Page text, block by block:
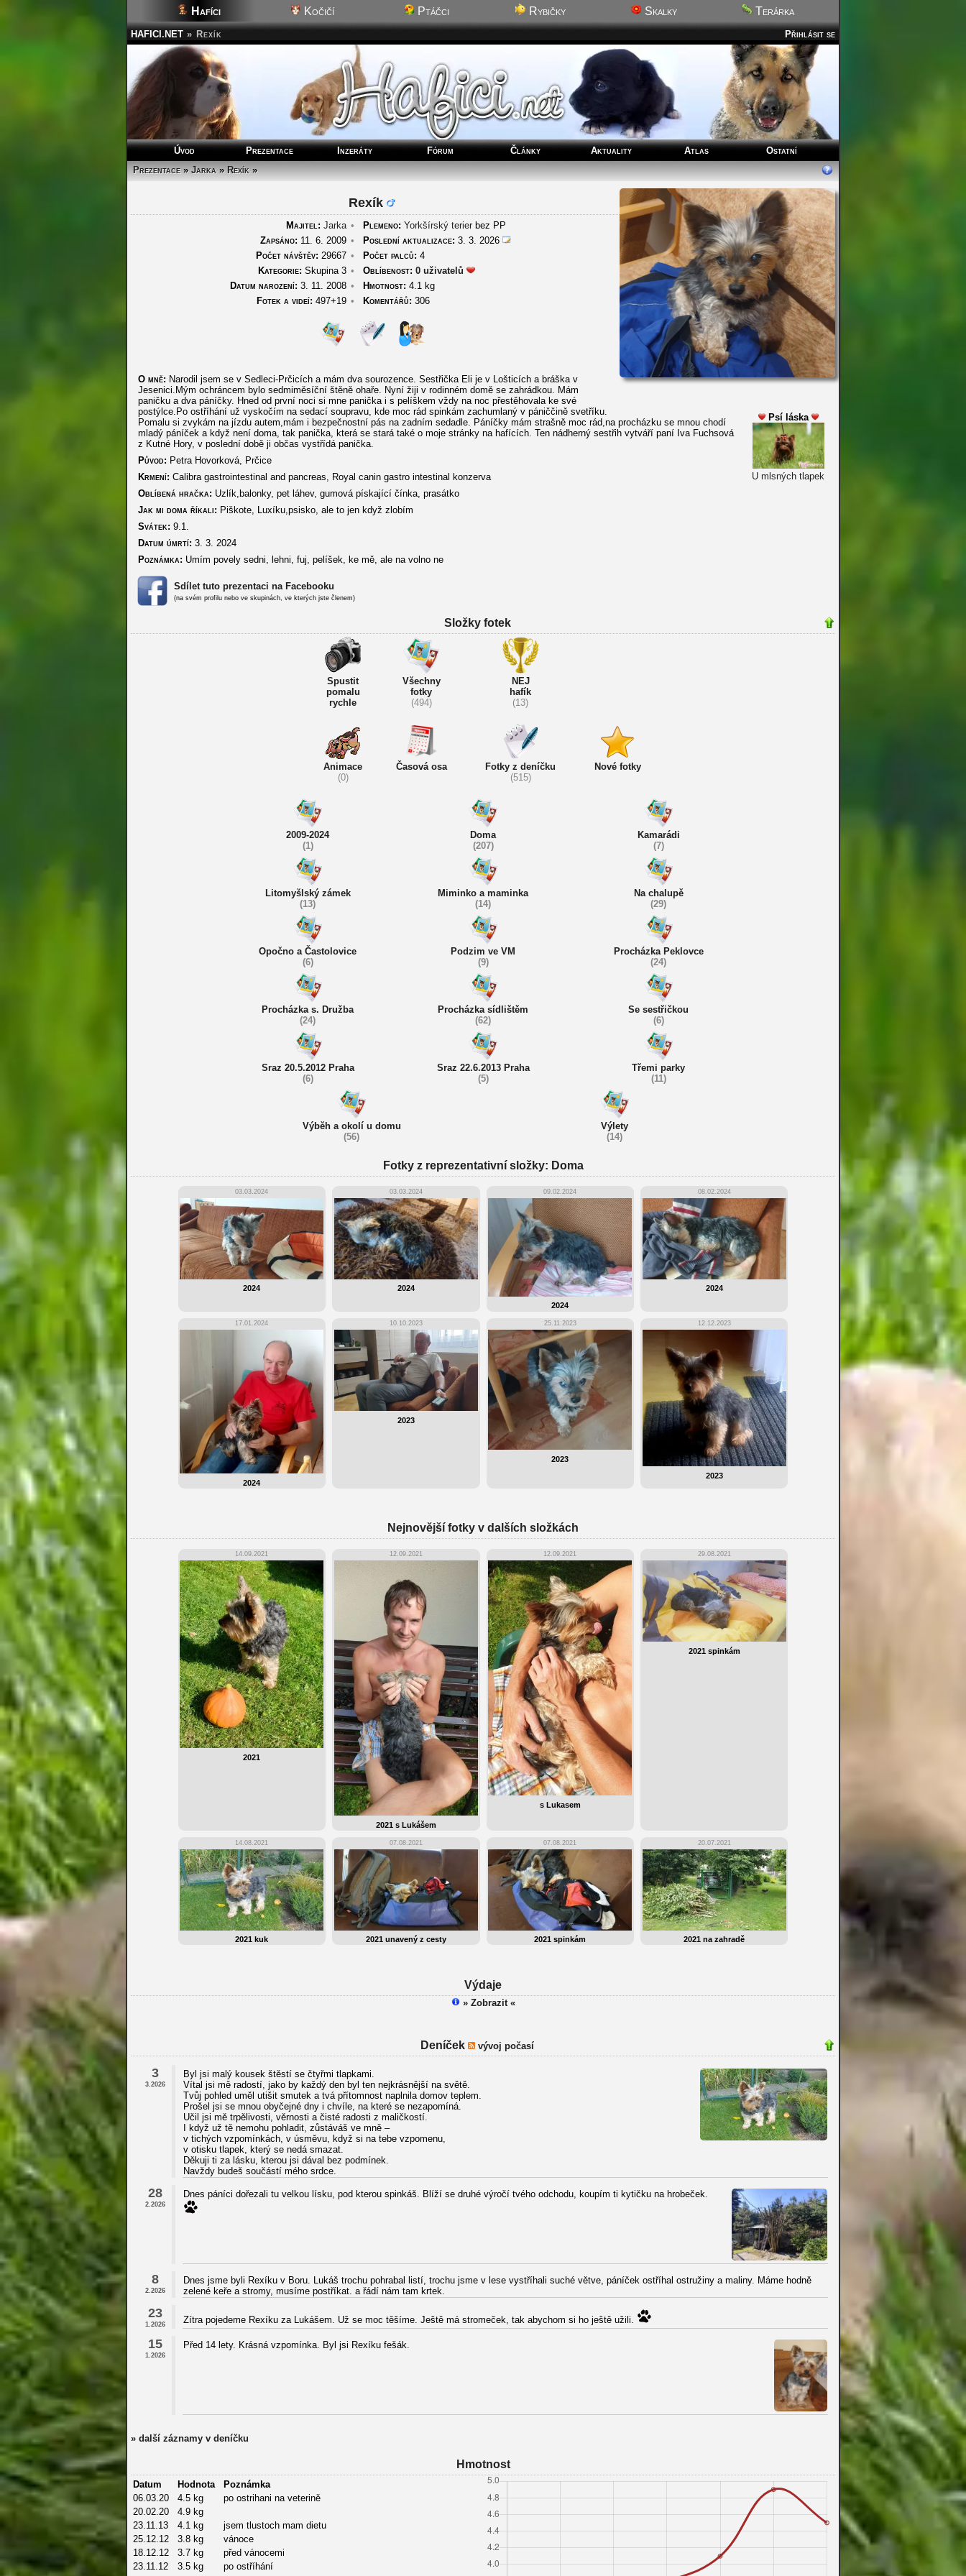
Hafíci Kočičí Ptáčci Rybičky Skalky Terárka
Přihlásit se
HAFICI.NET » Rexík
Úvod Prezentace Inzeráty Fórum Články Aktuality Atlas
Ostatní
Prezentace»Jarka»Rexík»
Rexík
Majitel: Jarka • Plemeno: Yorkšírský terierbez PP
Zapsáno: 11. 6. 2009 • Poslední aktualizace: 3. 3. 2026
Počet návštěv: 29667 • Počet palců: 4
Kategorie: Skupina 3 • Oblíbenost: 0 uživatelů
Datum narození: 3. 11. 2008 • Hmotnost: 4.1 kg
Fotek a videí: 497+19 • Komentářů: 306
Psí láska
U mlsných tlapek
O mně: Narodil jsem se v Sedleci-Prčicích a mám dva sourozence. Sestřička Eli je v Lošticích a bráška v
Jesenici.Mým ochráncem bylo sedmiměsíční štěně ohaře. Nyní žiji v rodinném domě se zahrádkou. Mám
paničku a dva páníčky. Hned od první noci si mne panička i s pelíškem vždy na noc přestěhovala ke své
postýlce.Po ostříhání už vyskočím na sedací soupravu, kde moc rád spinkám zachumlaný v pániččině svetříku.
Pomalu si zvykám na jízdu autem,mám i bezpečnostní pás na zadním sedadle. Páníčky mám strašně moc rád,na procházku se mnou chodí
mladý páníček a když není doma, tak panička, která se stará také o moje stránky na hafících. Ten nádherný sestřih vytváří paní Iva Fuchsová
z Kutné Hory, v poslední době ji občas vystřídá panička.
Původ: Petra Hovorková, Prčice
Krmení: Calibra gastrointestinal and pancreas, Royal canin gastro intestinal konzerva
Oblíbená hračka: Uzlík,balonky, pet láhev, gumová pískající čínka, prasátko
Jak mi doma říkali: Piškote, Luxíku,psisko, ale to jen když zlobím
Svátek: 9.1.
Datum úmrtí: 3. 3. 2024
Poznámka: Umím povely sedni, lehni, fuj, pelíšek, ke mě, ale na volno ne
Sdílet tuto prezentaci na Facebooku
(na svém profilu nebo ve skupinách, ve kterých jste členem)
Složky fotek
Spustit
pomalu
rychle
Všechny
fotky
(494)
NEJ
hafík
(13)
Animace
(0)
Časová osa
Fotky z deníčku
(515)
Nové fotky
2009-2024
(1)
Doma
(207)
Kamarádi
(7)
Litomyšlský zámek
(13)
Miminko a maminka
(14)
Na chalupě
(29)
Opočno a Častolovice
(6)
Podzim ve VM
(9)
Procházka Peklovce
(24)
Procházka s. Družba
(24)
Procházka sídlištěm
(62)
Se sestřičkou
(6)
Sraz 20.5.2012 Praha
(6)
Sraz 22.6.2013 Praha
(5)
Třemi parky
(11)
Výběh a okolí u domu
(56)
Výlety
(14)
Fotky z reprezentativní složky: Doma
03.03.2024
2024
03.03.2024
2024
09.02.2024
2024
08.02.2024
2024
17.01.2024
2024
10.10.2023
2023
25.11.2023
2023
12.12.2023
2023
Nejnovější fotky v dalších složkách
14.09.2021
2021
12.09.2021
2021 s Lukášem
12.09.2021
s Lukasem
29.08.2021
2021 spinkám
14.08.2021
2021 kuk
07.08.2021
2021 unavený z cesty
07.08.2021
2021 spinkám
20.07.2021
2021 na zahradě
Výdaje
» Zobrazit «
Deníček vývoj počasí
3
3.2026
Byl jsi malý kousek štěstí se čtyřmi tlapkami.
Vítal jsi mě radostí, jako by každý den byl ten nejkrásnější na světě.
Tvůj pohled uměl utišit smutek a tvá přítomnost naplnila domov teplem.
Prošel jsi se mnou obyčejné dny i chvíle, na které se nezapomíná.
Učil jsi mě trpělivosti, věrnosti a čisté radosti z maličkostí.
I když už tě nemohu pohladit, zůstáváš ve mně –
v tichých vzpomínkách, v úsměvu, když si na tebe vzpomenu,
v otisku tlapek, který se nedá smazat.
Děkuji ti za lásku, kterou jsi dával bez podmínek.
Navždy budeš součástí mého srdce.
28
2.2026
Dnes páníci dořezali tu velkou lísku, pod kterou spinkáš. Blíží se druhé výročí tvého odchodu, koupím ti kytičku na hrobeček.
8
2.2026
Dnes jsme byli Rexíku v Boru. Lukáš trochu pohrabal listí, trochu jsme v lese vystříhali suché větve, páníček ostříhal ostružiny a maliny. Máme hodně
zelené keře a stromy, musíme postříkat. a řádí nám tam krtek.
23
1.2026 Zítra pojedeme Rexíku za Lukášem. Už se moc těšíme. Ještě má stromeček, tak abychom si ho ještě užili.
15
1.2026
Před 14 lety. Krásná vzpomínka. Byl jsi Rexíku fešák.
» další záznamy v deníčku
Hmotnost
Datum Hodnota
Poznámka
06.03.20
4.5 kg
po ostrihani na veterině
20.02.20
4.9 kg
23.11.13
4.1 kg
jsem tlustoch mam dietu
25.12.12
3.8 kg
vánoce
18.12.12
3.7 kg
před vánocemi
23.11.12
3.5 kg
po ostříhání